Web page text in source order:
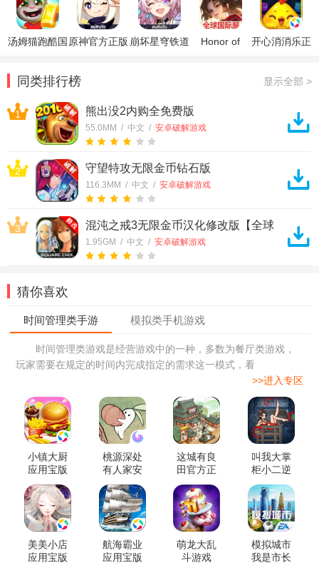
汤姆猫跑酷国 原神官方正版 崩坏星穹铁道
Honor of
开心消消乐正
同类排行榜 显示全部 >
1 熊出没2内购全免费版
55.0MM / 中文 / 安卓破解游戏
2 守望特攻无限金币钻石版
116.3MM / 中文 / 安卓破解游戏
3
混沌之戒3无限金币汉化修改版【全球
首发】
1.95GM / 中文 / 安卓破解游戏
猜你喜欢
时间管理类游戏是经营游戏中的一种，多数为餐厅类游戏，
玩家需要在规定的时间内完成指定的需求这一模式，看
>>进入专区
小镇大厨
应用宝版
本
桃源深处
有人家安
卓版
这城有良
田官方正
版
叫我大掌
柜小二逆
袭记官方
版
美美小店
应用宝版
航海霸业
应用宝版
萌龙大乱
斗游戏
模拟城市
我是市长